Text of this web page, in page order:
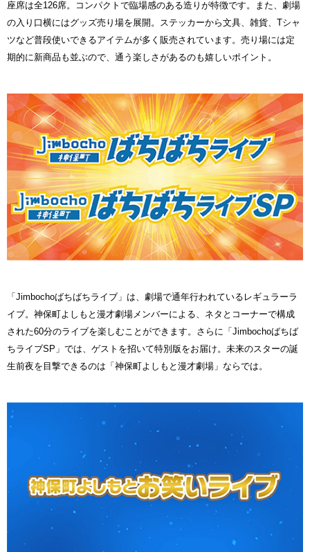
座席は全126席。コンパクトで臨場感のある造りが特徴です。また、劇場
の入り口横にはグッズ売り場を展開。ステッカーから文具、雑貨、Tシャ
ツなど普段使いできるアイテムが多く販売されています。売り場には定
期的に新商品も並ぶので、通う楽しさがあるのも嬉しいポイント。
「Jimbochoばちばちライブ」は、劇場で通年行われているレギュラーラ
イブ。神保町よしもと漫才劇場メンバーによる、ネタとコーナーで構成
された60分のライブを楽しむことができます。さらに「Jimbochoばちば
ちライブSP」では、ゲストを招いて特別版をお届け。未来のスターの誕
生前夜を目撃できるのは「神保町よしもと漫才劇場」ならでは。